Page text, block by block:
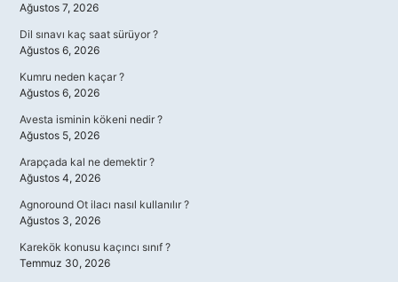
Ağustos 7, 2026
Dil sınavı kaç saat sürüyor ?
Ağustos 6, 2026
Kumru neden kaçar ?
Ağustos 6, 2026
Avesta isminin kökeni nedir ?
Ağustos 5, 2026
Arapçada kal ne demektir ?
Ağustos 4, 2026
Agnoround Ot ilacı nasıl kullanılır ?
Ağustos 3, 2026
Karekök konusu kaçıncı sınıf ?
Temmuz 30, 2026